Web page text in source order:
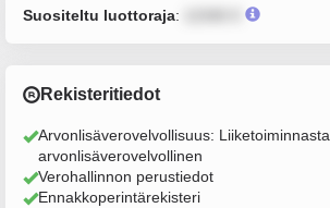
Suositeltu luottoraja:
Rekisteritiedot
Arvonlisäverovelvollisuus: Liiketoiminnasta
arvonlisäverovelvollinen
Verohallinnon perustiedot
Ennakkoperintärekisteri